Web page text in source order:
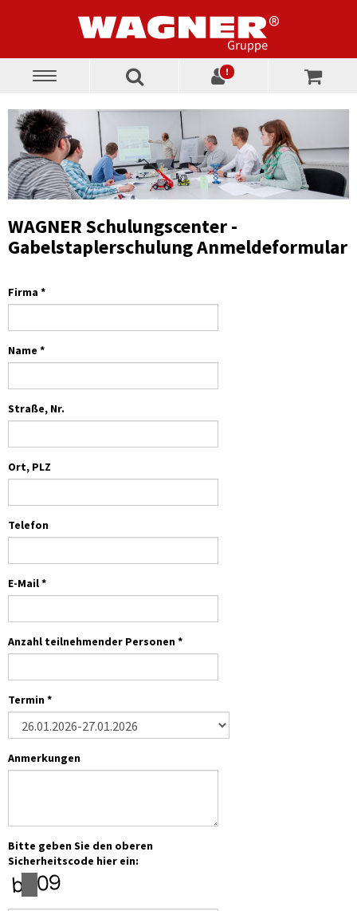
Toggle
!
WAGNER Schulungscenter -
Gabelstaplerschulung Anmeldeformular
Firma *
Name *
Straße, Nr.
Ort, PLZ
Telefon
E-Mail *
Anzahl teilnehmender Personen *
Termin *
Anmerkungen
Bitte geben Sie den oberen
Sicherheitscode hier ein: